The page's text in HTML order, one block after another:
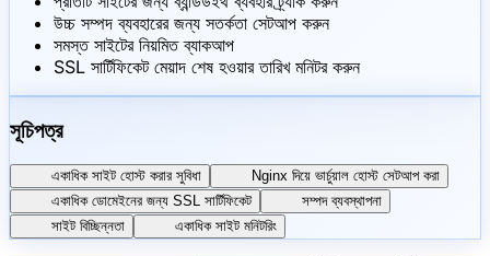
উচ্চ সম্পদ ব্যবহারের জন্য সতর্কতা সেটআপ করুন
সমস্ত সাইটের নিয়মিত ব্যাকআপ
SSL সার্টিফিকেট মেয়াদ শেষ হওয়ার তারিখ মনিটর করুন
সূচিপত্র
একাধিক সাইট হোস্ট করার সুবিধা
Nginx দিয়ে ভার্চুয়াল হোস্ট সেটআপ করা
একাধিক ডোমেইনের জন্য SSL সার্টিফিকেট
সম্পদ ব্যবস্থাপনা
সাইট বিচ্ছিন্নতা
একাধিক সাইট মনিটরিং